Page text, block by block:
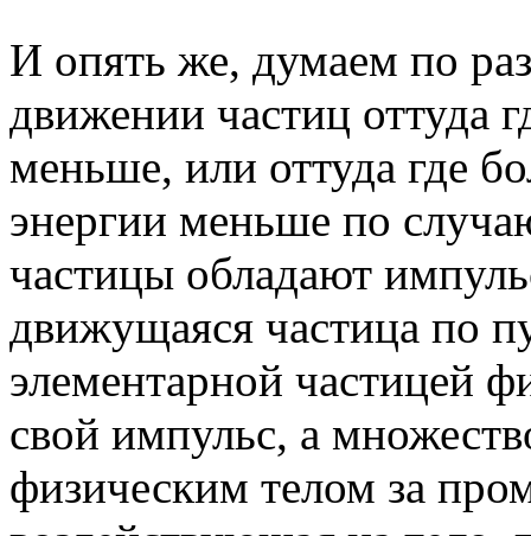
И опять же, думаем по
движении частиц оттуда
меньше, или оттуда где
энергии меньше по
частицы обладают
движущаяся частица по
элементарной частицей
свой импульс, а
физическим телом за